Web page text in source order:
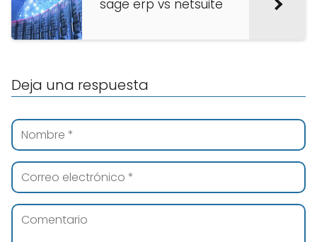
sage erp vs netsuite
Deja una respuesta